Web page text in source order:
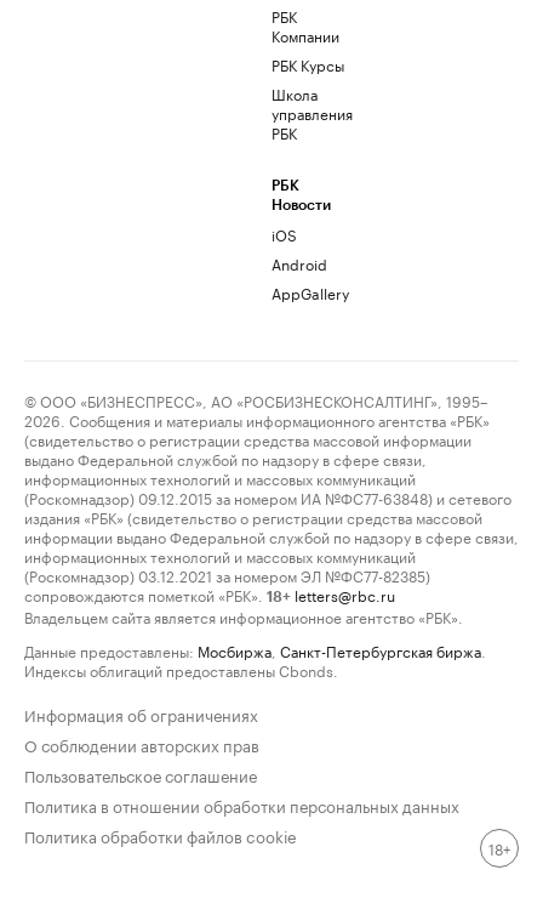
РБК
Компании
РБК Курсы
Школа
управления
РБК
РБК
Новости
iOS
Android
AppGallery
© ООО «БИЗНЕСПРЕСС», АО «РОСБИЗНЕСКОНСАЛТИНГ», 1995–
2026. Сообщения и материалы информационного агентства «РБК»
(свидетельство о регистрации средства массовой информации
выдано Федеральной службой по надзору в сфере связи,
информационных технологий и массовых коммуникаций
(Роскомнадзор) 09.12.2015 за номером ИА №ФС77-63848) и сетевого
издания «РБК» (свидетельство о регистрации средства массовой
информации выдано Федеральной службой по надзору в сфере связи,
информационных технологий и массовых коммуникаций
(Роскомнадзор) 03.12.2021 за номером ЭЛ №ФС77-82385)
сопровождаются пометкой «РБК».
18+ letters@rbc.ru
Владельцем сайта является информационное агентство «РБК».
Данные предоставлены: Мосбиржа Санкт-Петербургская биржа
Индексы облигаций предоставлены Cbonds.
Информация об ограничениях
О соблюдении авторских прав
Пользовательское соглашение
Политика в отношении обработки персональных данных
Политика обработки файлов cookie
18+